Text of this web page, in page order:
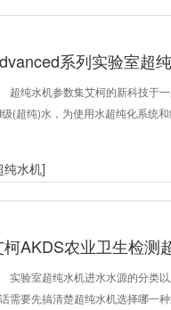
系列实验室超
超纯水机参数集艾柯的新科技于
(超纯)水，为使用水超纯化系统
纯水机]
柯AKDS农业卫生检测
实验室超纯水机进水水源的分类
需要先搞清楚超纯水机选择哪一